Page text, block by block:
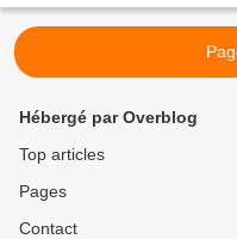
Hébergé par Overblog
Top articles
Pages
Contact